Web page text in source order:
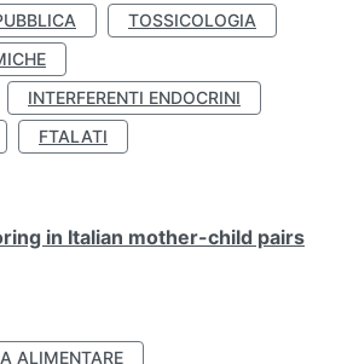
TOSSICOLOGIA
INTERFERENTI ENDOCRINI
FTALATI
in Italian mother-child pairs
ALIMENTARE